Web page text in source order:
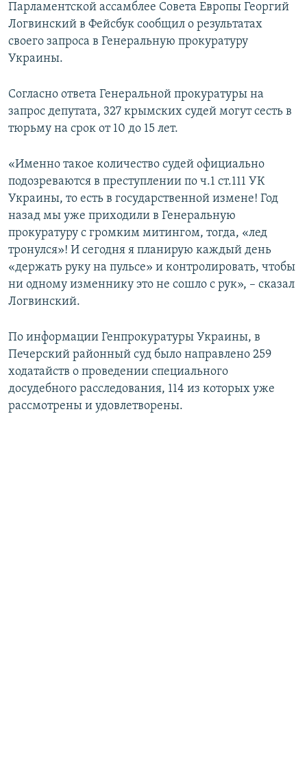
Парламентской ассамблее Совета Европы Георгий
Логвинский в Фейсбук сообщил о результатах
своего запроса в Генеральную прокуратуру
Украины.
Согласно ответа Генеральной прокуратуры на
запрос депутата, 327 крымских судей могут сесть в
тюрьму на срок от 10 до 15 лет.
«Именно такое количество судей официально
подозреваются в преступлении по ч.1 ст.111 УК
Украины, то есть в государственной измене! Год
назад мы уже приходили в Генеральную
прокуратуру с громким митингом, тогда, «лед
тронулся»! И сегодня я планирую каждый день
«держать руку на пульсе» и контролировать, чтобы
ни одному изменнику это не сошло с рук», – сказал
Логвинский.
По информации Генпрокуратуры Украины, в
Печерский районный суд было направлено 259
ходатайств о проведении специального
досудебного расследования, 114 из которых уже
рассмотрены и удовлетворены.